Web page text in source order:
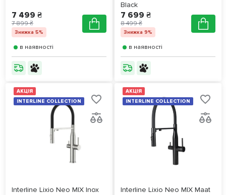
7 499 ₴
7 899 ₴
Знижка 5%
в наявності
Black
7 699 ₴
8 499 ₴
Знижка 9%
в наявності
АКЦІЯ
INTERLINE COLLECTION
Interline Lixio Neo MIX Inox
АКЦІЯ
INTERLINE COLLECTION
Interline Lixio Neo MIX Maat